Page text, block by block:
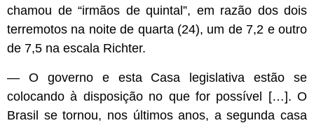
chamou de “irmãos de quintal”, em razão dos dois
terremotos na noite de quarta (24), um de 7,2 e outro
de 7,5 na escala Richter.
— O governo e esta Casa legislativa estão se
colocando à disposição no que for possível […]. O
Brasil se tornou, nos últimos anos, a segunda casa